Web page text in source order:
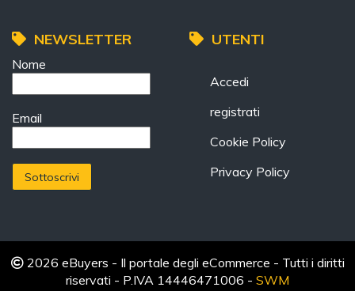
NEWSLETTER
Nome
Email
UTENTI
Accedi
registrati
Cookie Policy
Privacy Policy
2026 eBuyers - Il portale degli eCommerce - Tutti i diritti
riservati - P.IVA 14446471006 - SWM